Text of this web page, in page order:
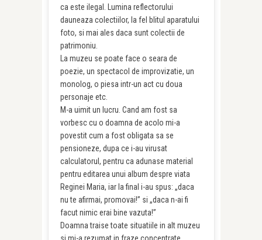
ca este ilegal. Lumina reflectorului
dauneaza colectiilor, la fel blitul aparatului
foto, si mai ales daca sunt colectii de
patrimoniu.
La muzeu se poate face o seara de
poezie, un spectacol de improvizatie, un
monolog, o piesa intr-un act cu doua
personaje etc.
M-a uimit un lucru. Cand am fost sa
vorbesc cu o doamna de acolo mi-a
povestit cum a fost obligata sa se
pensioneze, dupa ce i-au virusat
calculatorul, pentru ca adunase material
pentru editarea unui album despre viata
Reginei Maria, iar la final i-au spus: „daca
nu te afirmai, promovai!” si „daca n-ai fi
facut nimic erai bine vazuta!”
Doamna traise toate situatiile in alt muzeu